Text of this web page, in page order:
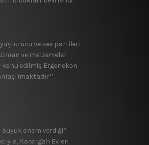
ve sex partileri
ve malzemeler
edilmiş Ergenekon
önem verdiği”
Karargah Evleri